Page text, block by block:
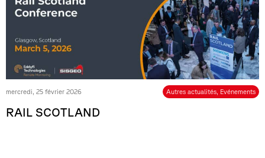
mercredi, 25 février 2026 Autres actualités, Evénements
RAIL SCOTLAND